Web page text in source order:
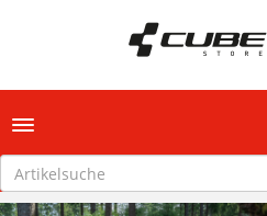
Toggle navigation